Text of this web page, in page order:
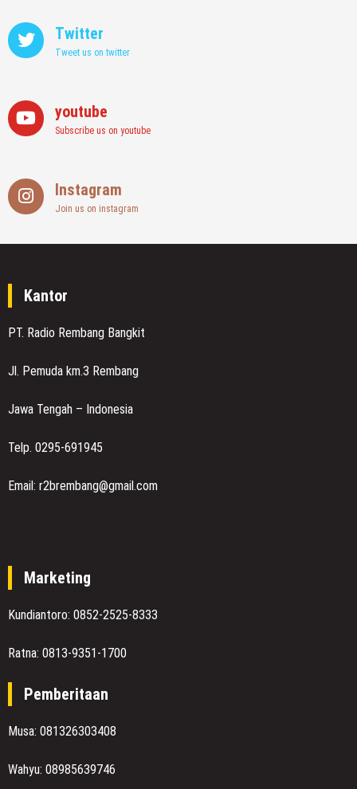
Twitter
Tweet us on twitter
youtube
Subscribe us on youtube
Instagram
Join us on instagram
Kantor
PT. Radio Rembang Bangkit
Jl. Pemuda km.3 Rembang
Jawa Tengah – Indonesia
Telp. 0295-691945
Email: r2brembang@gmail.com
Marketing
Kundiantoro: 0852-2525-8333
Ratna: 0813-9351-1700
Pemberitaan
Musa: 081326303408
Wahyu: 08985639746